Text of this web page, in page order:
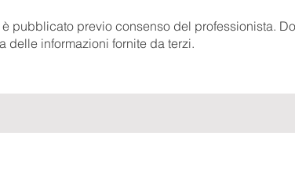
pubblicato previo consenso del professionista.
delle informazioni fornite da terzi.